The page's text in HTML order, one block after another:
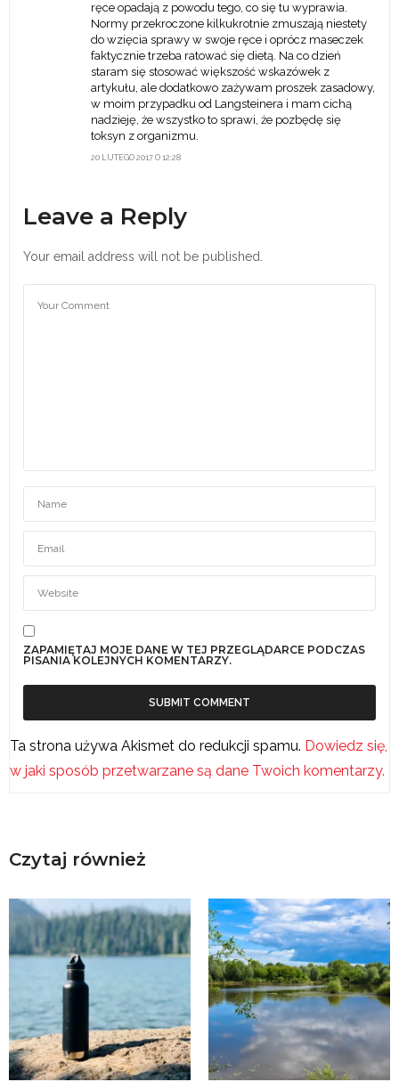
20 LUTEGO 2017 O 12:28
ręce opadają z powodu tego, co się tu wyprawia.
Normy przekroczone kilkukrotnie zmuszają niestety
do wzięcia sprawy w swoje ręce i oprócz maseczek
faktycznie trzeba ratować się dietą. Na co dzień
staram się stosować większość wskazówek z
artykułu, ale dodatkowo zażywam proszek zasadowy,
w moim przypadku od Langsteinera i mam cichą
nadzieję, że wszystko to sprawi, że pozbędę się
toksyn z organizmu.
Leave a Reply
Your email address will not be published.
ZAPAMIĘTAJ MOJE DANE W TEJ PRZEGLĄDARCE PODCZAS
PISANIA KOLEJNYCH KOMENTARZY.
Ta strona używa Akismet do redukcji spamu. Dowiedz się,
w jaki sposób przetwarzane są dane Twoich komentarzy.
Czytaj również